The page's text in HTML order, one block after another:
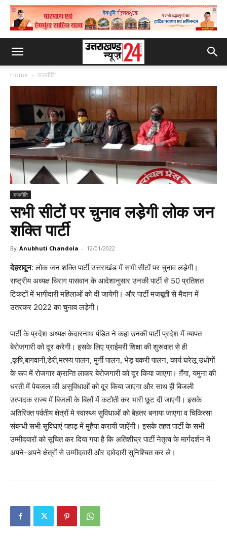
Home राजनीति
राजनीति
सभी सीटों पर चुनाव लडे़गी लोक जन
शक्ति पार्टी
By Anubhuti Chandola - 12/01/2022
देहरादून: लोक जन शक्ति पार्टी उत्तराखंड में सभी सीटों पर चुनाव लडे़गी।
राष्ट्रीय अध्यक्ष चिराग पासवान के आदेशानुसार उनकी पार्टी से 50 प्रतिशत
टिकटों में भागीदारी महिलाओं को दी जायेगी। और पार्टी मजबूती से मैदान में
उतरकर 2022 का चुनाव लडे़गी।
पार्टी के प्रदेश अध्यक्ष केदारनाथ पंडित ने कहा उनकी पार्टी प्रदेश में व्यापत
बेरोजगारी को दूर करेगी। इसके लिए प्राईमरी शिक्षा की शुरूवात से ही
,कृषि,बागवानी,डेरी,मत्स्य पालन, मुर्गी पालन, भेड़ बकरी पालन, कार्य घरेलू उधोगों
के रूप में रोजगार क्रान्ति लाकर बेरोजगारी को दूर किया जाएगा। ग़ँगा, यमुना की
धरती में पेयजल की असुविधाओं को दूर किया जाएगा और साथ ही बिजली
उत्पादक राज्य में बिजली के बिलों में कटौती कर भारी छूट दी जाएगी। इसके
अतिरिक्त पर्वतीय क्षेत्रों मे स्वास्थ्य सुविधाओं को बेहतर बनाया जाएगा व चिकित्सा
संबन्धी सभी सुविधाएं पहाड़ में मुहैया करायी जाऐंगी। इसके तहत पार्टी के सभी
उम्मीदवारों को सूचित कर दिया गया है कि अतिशीघ्र पार्टी नेतृत्व के मार्गदर्शन में
अपने-अपने क्षेत्रों से उम्मीदवारी और दावेदारी सुनिश्चित कर ले।